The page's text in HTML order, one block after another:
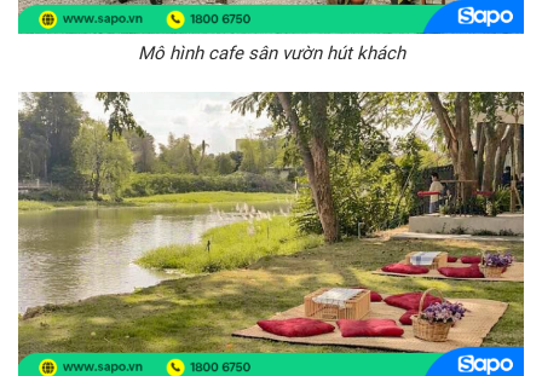
Mô hình cafe sân vườn hút khách